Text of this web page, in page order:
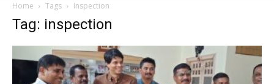
Home Tags Inspection
Tag: inspection